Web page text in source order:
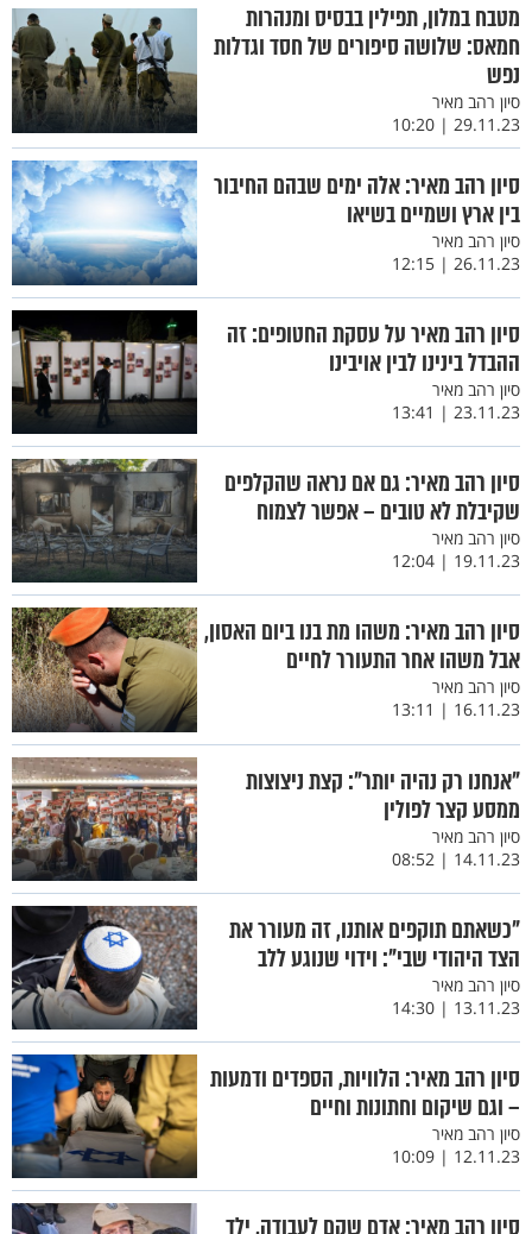
מטבח במלון, תפילין בבסיס ומנהרות
חמאס: שלושה סיפורים של חסד וגדלות
נפש
סיון רהב מאיר
29.11.23 | 10:20
סיון רהב מאיר: אלה ימים שבהם החיבור
בין ארץ ושמיים בשיאו
סיון רהב מאיר
26.11.23 | 12:15
סיון רהב מאיר על עסקת החטופים: זה
ההבדל בינינו לבין אויבינו
סיון רהב מאיר
23.11.23 | 13:41
סיון רהב מאיר: גם אם נראה שהקלפים
שקיבלת לא טובים – אפשר לצמוח
סיון רהב מאיר
19.11.23 | 12:04
סיון רהב מאיר: משהו מת בנו ביום האסון,
אבל משהו אחר התעורר לחיים
סיון רהב מאיר
16.11.23 | 13:11
"אנחנו רק נהיה יותר": קצת ניצוצות
ממסע קצר לפולין
סיון רהב מאיר
14.11.23 | 08:52
"כשאתם תוקפים אותנו, זה מעורר את
הצד היהודי שבי": וידוי שנוגע ללב
סיון רהב מאיר
13.11.23 | 14:30
סיון רהב מאיר: הלוויות, הספדים ודמעות
– וגם שיקום וחתונות וחיים
סיון רהב מאיר
12.11.23 | 10:09